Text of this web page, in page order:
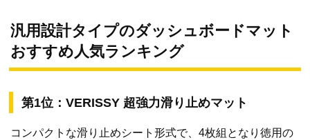
汎用設計タイプのダッシュボードマット
おすすめ人気ランキング
第1位：VERISSY 超強力滑り止めマット
コンパクトな滑り止めシート形式で、4枚組となり徳用の